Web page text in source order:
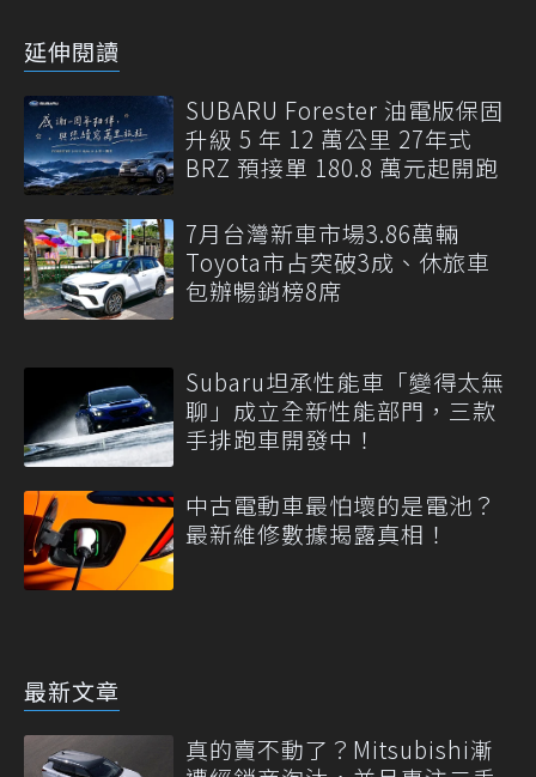
延伸閱讀
SUBARU Forester 油電版保固
升級 5 年 12 萬公里 27年式
BRZ 預接單 180.8 萬元起開跑
7月台灣新車市場3.86萬輛
Toyota市占突破3成、休旅車
包辦暢銷榜8席
Subaru坦承性能車「變得太無
聊」成立全新性能部門，三款
手排跑車開發中！
中古電動車最怕壞的是電池？
最新維修數據揭露真相！
最新文章
真的賣不動了？Mitsubishi漸